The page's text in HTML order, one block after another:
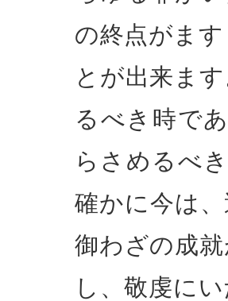
の終点がま
とが出来ま
るべき時で
らさめるべ
確かに今は
御わざの成
し、敬虔に